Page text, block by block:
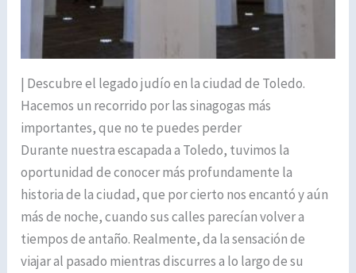
| Descubre el legado judío en la ciudad de Toledo.
Hacemos un recorrido por las sinagogas más
importantes, que no te puedes perder
Durante nuestra escapada a Toledo, tuvimos la
oportunidad de conocer más profundamente la
historia de la ciudad, que por cierto nos encantó y aún
más de noche, cuando sus calles parecían volver a
tiempos de antaño. Realmente, da la sensación de
viajar al pasado mientras discurres a lo largo de su